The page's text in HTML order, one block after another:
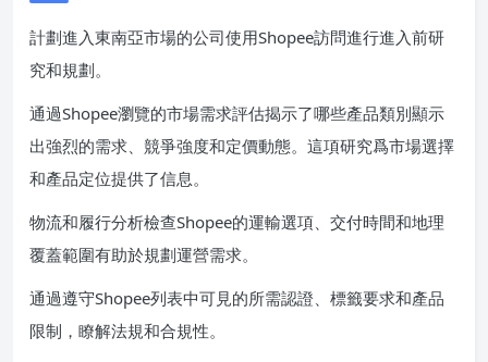
計劃進入東南亞市場的公司使用Shopee訪問進行進入前研
究和規劃。
通過Shopee瀏覽的市場需求評估揭示了哪些產品類別顯示
出強烈的需求、競爭強度和定價動態。這項研究爲市場選擇
和產品定位提供了信息。
物流和履行分析檢查Shopee的運輸選項、交付時間和地理
覆蓋範圍有助於規劃運營需求。
通過遵守Shopee列表中可見的所需認證、標籤要求和產品
限制，瞭解法規和合規性。